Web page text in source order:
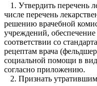
1. Утвердить перечень
числе перечень
решению врачебной
учреждений,
соответствии со
рецептам врача
социальной помощи в
согласно приложению.
2. Признать